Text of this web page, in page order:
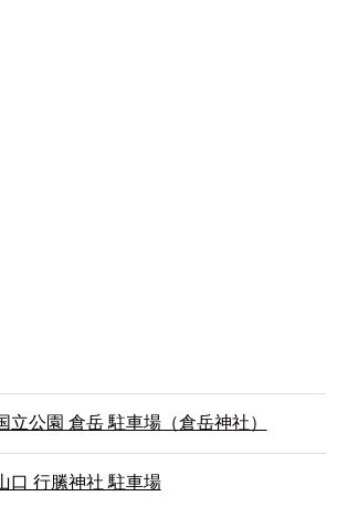
立公園 倉岳 駐車場（倉岳神社）
口 行縢神社 駐車場